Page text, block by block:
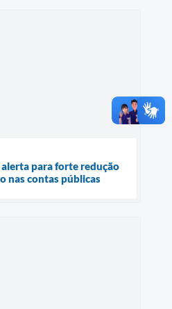
para forte redução
nas contas públicas